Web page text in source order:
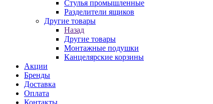
Стулья промышленные
Разделители ящиков
Другие товары
Назад
Другие товары
Монтажные подушки
Канцелярские корзины
Акции
Бренды
Доставка
Оплата
Контакты